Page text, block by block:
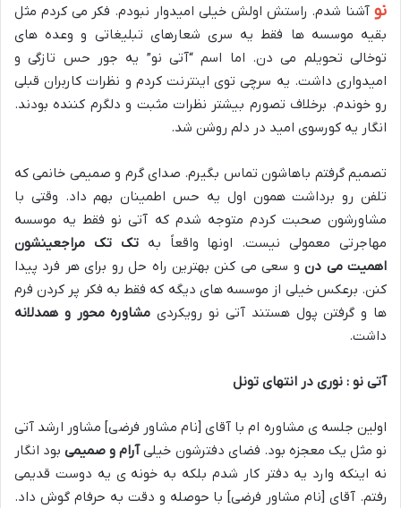
نو آشنا شدم. راستش اولش خیلی امیدوار نبودم. فکر می کردم مثل
بقیه موسسه ها فقط یه سری شعارهای تبلیغاتی و وعده های
توخالی تحویلم می دن. اما اسم “آتی نو” یه جور حس تازگی و
امیدواری داشت. یه سرچی توی اینترنت کردم و نظرات کاربران قبلی
رو خوندم. برخلاف تصورم بیشتر نظرات مثبت و دلگرم کننده بودند.
انگار یه کورسوی امید در دلم روشن شد.
تصمیم گرفتم باهاشون تماس بگیرم. صدای گرم و صمیمی خانمی که
تلفن رو برداشت همون اول یه حس اطمینان بهم داد. وقتی با
مشاورشون صحبت کردم متوجه شدم که آتی نو فقط یه موسسه
مهاجرتی معمولی نیست. اونها واقعاً بهتک تک مراجعینشون
اهمیت می دنو سعی می کنن بهترین راه حل رو برای هر فرد پیدا
کنن. برعکس خیلی از موسسه های دیگه که فقط به فکر پر کردن فرم
ها و گرفتن پول هستند آتی نو رویکردی مشاوره محور و همدلانه
داشت.
آتی نو : نوری در انتهای تونل
اولین جلسه ی مشاوره ام با آقای [نام مشاور فرضی] مشاور ارشد آتی
نو مثل یک معجزه بود. فضای دفترشون خیلیآرام و صمیمیبود انگار
نه اینکه وارد یه دفتر کار شدم بلکه به خونه ی یه دوست قدیمی
رفتم. آقای [نام مشاور فرضی] با حوصله و دقت به حرفام گوش داد.